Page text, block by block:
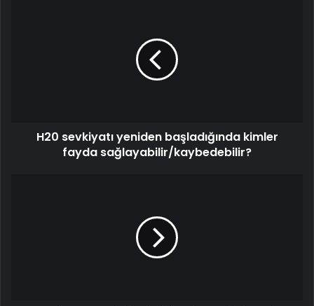
H20 sevkiyatı yeniden başladığında kimler
fayda sağlayabilir/kaybedebilir?